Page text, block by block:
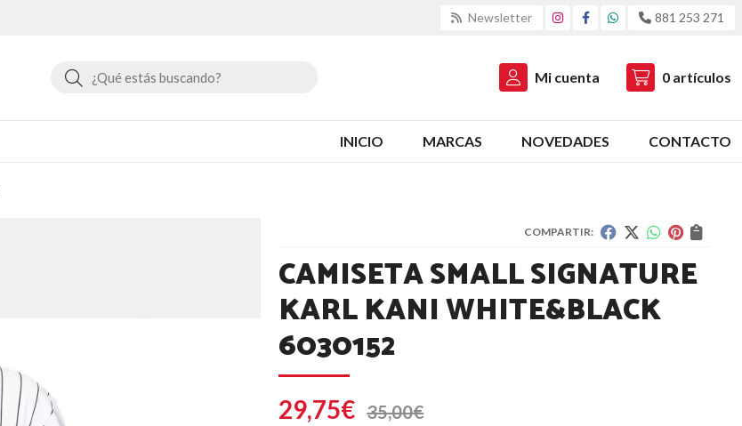
Newsletter 881 253 271
Buscar Mi cuenta 0 artículos
INICIO MARCAS NOVEDADES CONTACTO
COMPARTIR:
CAMISETA SMALL SIGNATURE
KARL KANI WHITE&BLACK
6030152
29,75€ 35,00€